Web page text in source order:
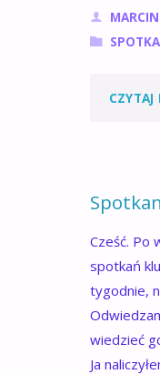
CZYTAJ
Cześć. Po
spotkań
tygodnie,
wiedzieć
Ja